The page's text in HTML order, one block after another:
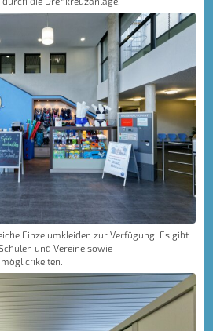
Einzelumkleiden zur Verfügung. Es gibt
und Vereine sowie